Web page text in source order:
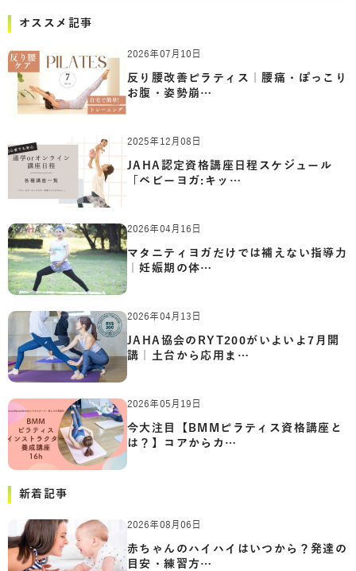
オススメ記事
2026年07月10日
反り腰改善ピラティス｜腰痛・ぽっこり
お腹・姿勢崩…
2025年12月08日
JAHA認定資格講座日程スケジュール
「ベビーヨガ:キッ…
2026年04月16日
マタニティヨガだけでは補えない指導力
｜妊娠期の体…
2026年04月13日
JAHA協会のRYT200がいよいよ7月開
講｜土台から応用ま…
2026年05月19日
今大注目【BMMピラティス資格講座と
は？】コアからカ…
新着記事
2026年08月06日
赤ちゃんのハイハイはいつから？発達の
目安・練習方…